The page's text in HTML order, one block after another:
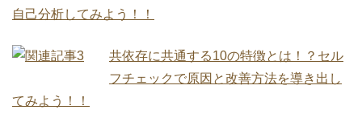
自己分析してみよう！！
共依存に共通する10の特徴とは！？セル
フチェックで原因と改善方法を導き出し
てみよう！！